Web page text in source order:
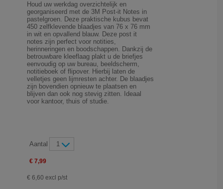
Houd uw werkdag overzichtelijk en
georganiseerd met de 3M Post-it Notes in
pastelgroen. Deze praktische kubus bevat
450 zelfklevende blaadjes van 76 x 76 mm
in wit en opvallend blauw. Deze post it
notes zijn perfect voor notities,
herinneringen en boodschappen. Dankzij de
betrouwbare kleeflaag plakt u de briefjes
eenvoudig op uw bureau, beeldscherm,
notitieboek of flipover. Hierbij laten de
velletjes geen lijmresten achter. De blaadjes
zijn bovendien opnieuw te plaatsen en
blijven dan ook nog stevig zitten. Ideaal
voor kantoor, thuis of studie.
Aantal 1
€ 7,99
€ 6,60 excl p/st